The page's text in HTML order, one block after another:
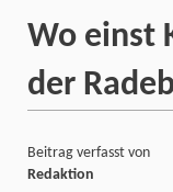
Wo einst
der
Beitrag verfasst von
Redaktion